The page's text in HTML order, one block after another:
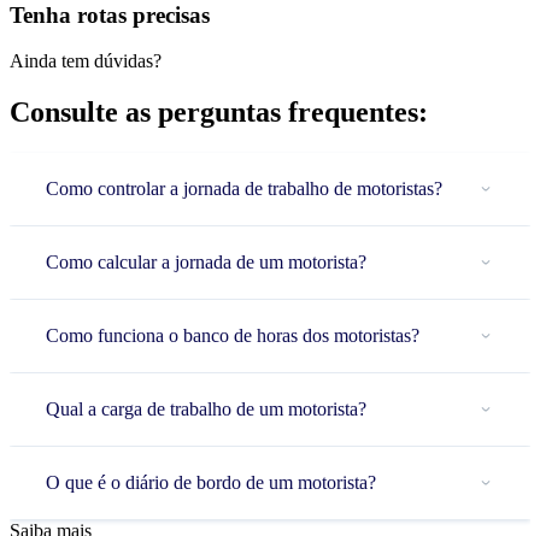
Tenha rotas precisas
Ainda tem dúvidas?
Consulte as perguntas frequentes:
Como controlar a jornada de trabalho de motoristas?
Como calcular a jornada de um motorista?
Como funciona o banco de horas dos motoristas?
Qual a carga de trabalho de um motorista?
O que é o diário de bordo de um motorista?
Saiba mais